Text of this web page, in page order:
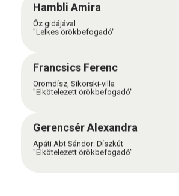
Hambli Amira
Őz gidájával
"Lelkes örökbefogadó"
Francsics Ferenc
Oromdísz, Sikorski-villa
"Elkötelezett örökbefogadó"
Gerencsér Alexandra
Apáti Abt Sándor: Díszkút
"Elkötelezett örökbefogadó"